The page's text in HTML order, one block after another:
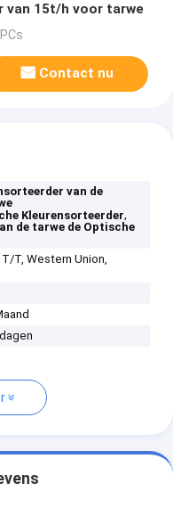
van 15t/h voor tarwe
Contact nu
van de
Kleurensorteerder,
de tarwe de Optische
T/T, Western Union,